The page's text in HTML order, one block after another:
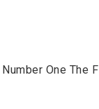
One The